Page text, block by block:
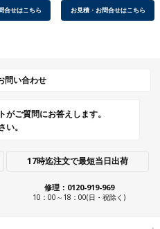
合せはこちら お見積・お問合せはこちら
問い合わせ
がご質問にお答えします。
い。
17時迄注文で最短当日出荷
修理：0120-919-969
10：00～18：00(日・祝除く)